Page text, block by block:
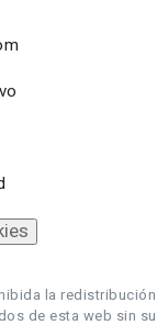
la redistribución
de esta web sin su